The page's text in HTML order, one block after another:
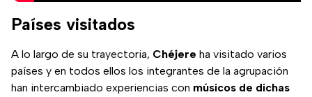
Países visitados
A lo largo de su trayectoria, Chéjere ha visitado varios
países y en todos ellos los integrantes de la agrupación
han intercambiado experiencias con músicos de dichas